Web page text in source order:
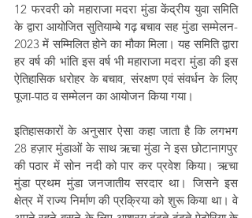
12 फरवरी को महाराजा मदरा मुंडा केंद्रीय युवा समिति
के द्वारा आयोजित सुतियाम्बे गढ़ बचाव सह मुंडा सम्मेलन-
2023 में सम्मिलित होने का मौका मिला। यह समिति द्वारा
हर वर्ष की भांति इस वर्ष भी महाराजा मदरा मुंडा की इस
ऐतिहासिक धरोहर के बचाव, संरक्षण एवं संवर्धन के लिए
पूजा-पाठ व सम्मेलन का आयोजन किया गया।
इतिहासकारों के अनुसार ऐसा कहा जाता है कि लगभग
28 हज़ार मुंडाओं के साथ ऋचा मुंडा ने इस छोटानागपुर
की पठार में सोन नदी को पार कर प्रवेश किया। ऋचा
मुंडा प्रथम मुंडा जनजातीय सरदार था। जिसने इस
क्षेत्र में राज्य निर्माण की प्रक्रिया को शुरू किया था। वे